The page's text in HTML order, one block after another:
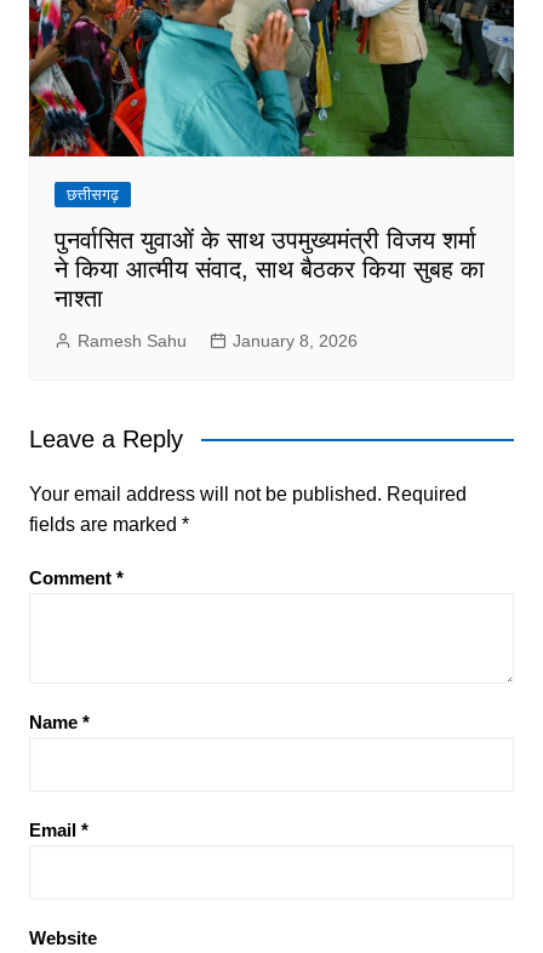
छत्तीसगढ़
पुनर्वासित युवाओं के साथ उपमुख्यमंत्री विजय शर्मा
ने किया आत्मीय संवाद, साथ बैठकर किया सुबह का
नाश्ता
Ramesh Sahu January 8, 2026
Leave a Reply
Your email address will not be published. Required
fields are marked *
Comment *
Name *
Email *
Website